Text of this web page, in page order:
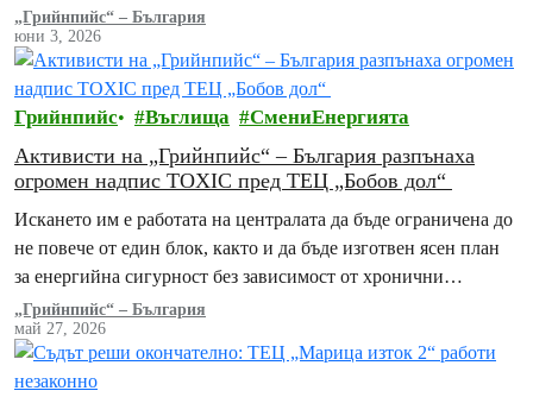
„Грийнпийс“ – България
юни 3, 2026
Грийнпийс Въглища СмениЕнергията
Активисти на „Грийнпийс“ – България разпънаха
огромен надпис TOXIC пред ТЕЦ „Бобов дол“
Искането им е работата на централата да бъде ограничена до
не повече от един блок, както и да бъде изготвен ясен план
за енергийна сигурност без зависимост от хронични
замърсители
„Грийнпийс“ – България
май 27, 2026